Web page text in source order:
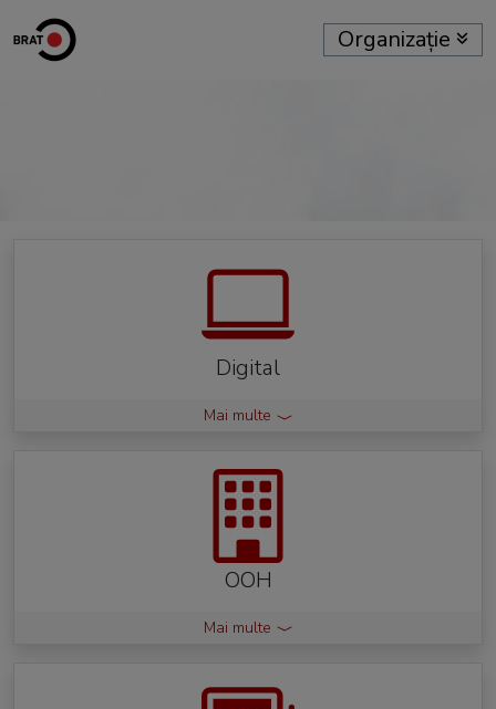
Organizație
Digital
Mai multe
OOH
Mai multe